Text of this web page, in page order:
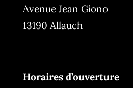
Avenue Jean Giono
13190 Allauch
Horaires d’ouverture